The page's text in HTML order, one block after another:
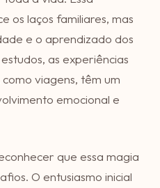
os laços familiares, mas
e o aprendizado dos
as experiências
viagens, têm um
emocional e
que essa magia
O entusiasmo inicial